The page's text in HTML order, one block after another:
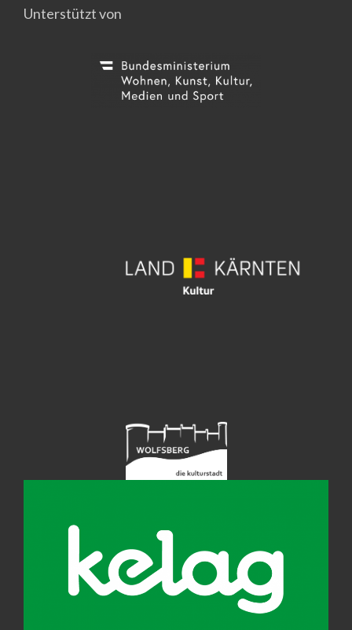
Unterstützt von